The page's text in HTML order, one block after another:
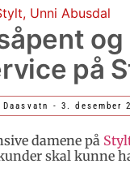
, Unni Abusdal
og
på
-3. desember
damene på
skal kunne